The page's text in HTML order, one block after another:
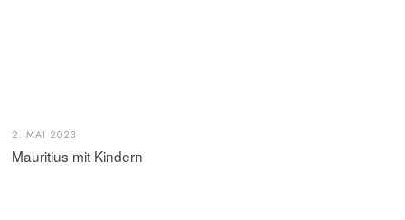
2. MAI 2023
Mauritius mit Kindern